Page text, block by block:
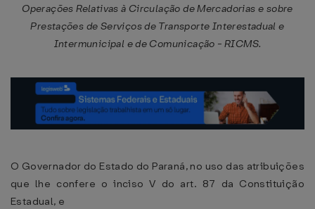
Operações Relativas à Circulação de Mercadorias e sobre
Prestações de Serviços de Transporte Interestadual e
Intermunicipal e de Comunicação - RICMS.
O Governador do Estado do Paraná, no uso das atribuições
que lhe confere o inciso V do art. 87 da Constituição
Estadual, e